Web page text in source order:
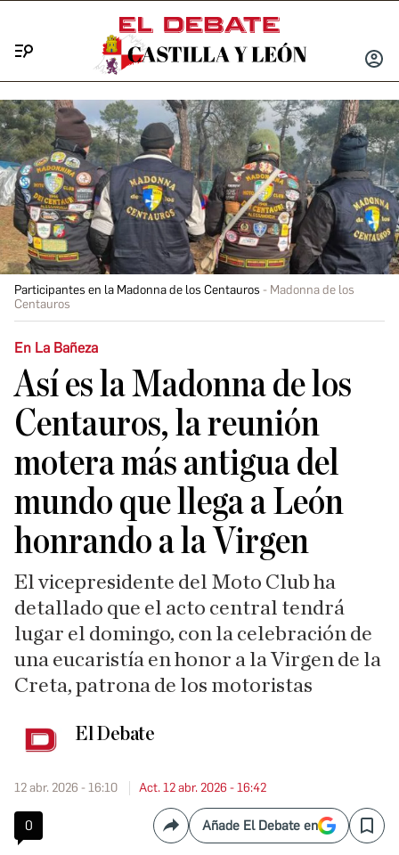
INICIAR
Participantes en la Madonna de los Centauros
Madonna de los
Centauros
En La Bañeza
Así es la Madonna de los
Centauros, la reunión
motera más antigua del
mundo que llega a León
honrando a la Virgen
El vicepresidente del Moto Club ha
detallado que el acto central tendrá
lugar el domingo, con la celebración de
una eucaristía en honor a la Virgen de la
Creta, patrona de los motoristas
El Debate
12 abr. 2026 - 16:10 Act. 12 abr. 2026 - 16:42
0 CompartirAñade El Debate en Save